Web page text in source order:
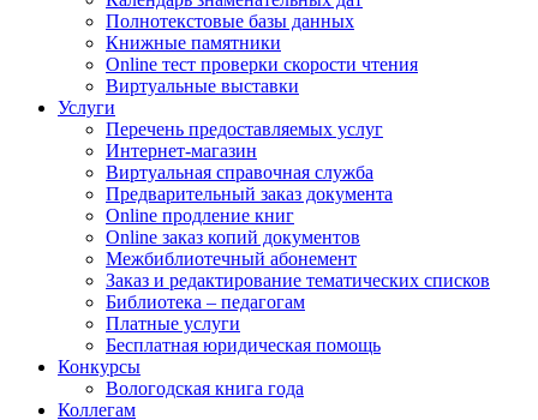
Полнотекстовые базы данных
Книжные памятники
Online тест проверки скорости чтения
Виртуальные выставки
Услуги
Перечень предоставляемых услуг
Интернет-магазин
Виртуальная справочная служба
Предварительный заказ документа
Online продление книг
Online заказ копий документов
Межбиблиотечный абонемент
Заказ и редактирование тематических списков
Библиотека – педагогам
Платные услуги
Бесплатная юридическая помощь
Конкурсы
Вологодская книга года
Коллегам